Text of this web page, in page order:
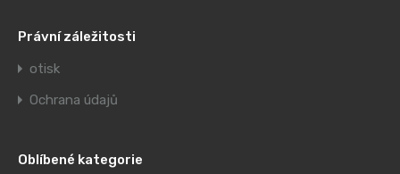
Právní záležitosti
otisk
Ochrana údajů
Oblíbené kategorie